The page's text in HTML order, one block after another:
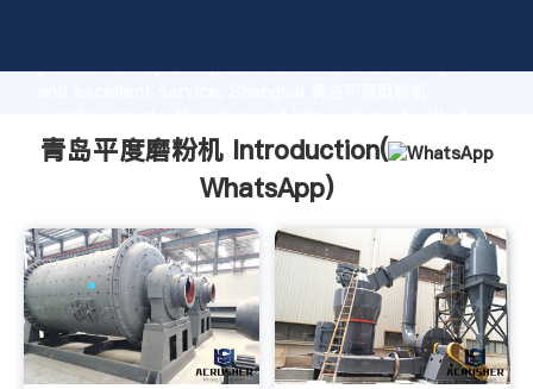
production capability, advanced research strength
customers.
青岛平度磨粉机 Introduction(
WhatsApp)